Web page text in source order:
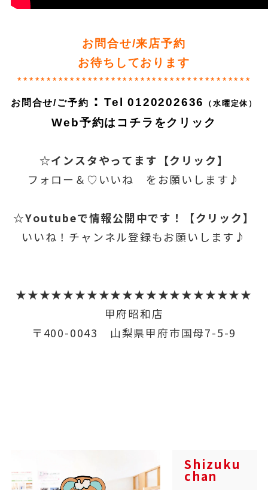
お問合せ/来店予約
お待ちしております
****************************************
お問合せ/ご予約 ：Tel0120202636 （水曜定休）
Web予約はコチラをクリック
☆インスタやってます【クリック】
フォロー＆♡いいね をお願いします♪
☆Youtubeで情報公開中です！【クリック】
いいね！チャンネル登録もお願いします♪
★★★★★★★★★★★★★★★★★★★★
甲府昭和店
〒400-0043 山梨県甲府市国母7-5-9
Shizuku
chan